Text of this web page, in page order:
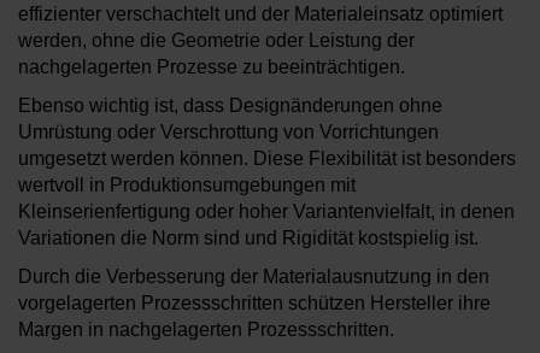
effizienter verschachtelt und der Materialeinsatz optimiert
werden, ohne die Geometrie oder Leistung der
nachgelagerten Prozesse zu beeinträchtigen.
Ebenso wichtig ist, dass Designänderungen ohne
Umrüstung oder Verschrottung von Vorrichtungen
umgesetzt werden können. Diese Flexibilität ist besonders
wertvoll in Produktionsumgebungen mit
Kleinserienfertigung oder hoher Variantenvielfalt, in denen
Variationen die Norm sind und Rigidität kostspielig ist.
Durch die Verbesserung der Materialausnutzung in den
vorgelagerten Prozessschritten schützen Hersteller ihre
Margen in nachgelagerten Prozessschritten.